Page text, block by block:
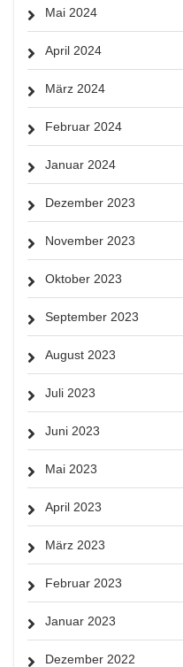
Mai 2024
April 2024
März 2024
Februar 2024
Januar 2024
Dezember 2023
November 2023
Oktober 2023
September 2023
August 2023
Juli 2023
Juni 2023
Mai 2023
April 2023
März 2023
Februar 2023
Januar 2023
Dezember 2022